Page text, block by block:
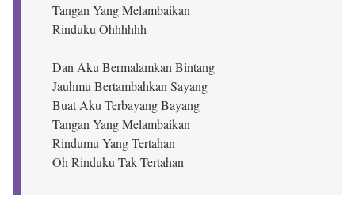
Tangan Yang Melambaikan
Rinduku Ohhhhhh
Dan Aku Bermalamkan Bintang
Jauhmu Bertambahkan Sayang
Buat Aku Terbayang Bayang
Tangan Yang Melambaikan
Rindumu Yang Tertahan
Oh Rinduku Tak Tertahan